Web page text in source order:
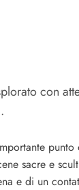
con
sacre e
e di un